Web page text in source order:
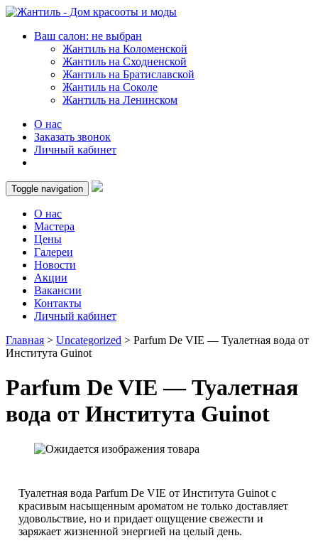
Ваш салон: не выбран
Жантиль на Коломенской
Жантиль на Сходненской
Жантиль на Братиславской
Жантиль на Соколе
Жантиль на Ленинском
О нас
Заказать звонок
Личный кабинет
Toggle navigation
О нас
Мастера
Цены
Галереи
Новости
Акции
Вакансии
Контакты
Личный кабинет
Главная > Uncategorized > Parfum De VIE — Туалетная вода от
Института Guinot
Parfum De VIE — Туалетная
вода от Института Guinot
Туалетная вода Parfum De VIE от Института Guinot с
красивым насыщенным ароматом не только доставляет
удовольствие, но и придает ощущение свежести и
заряжает жизненной энергией на целый день.